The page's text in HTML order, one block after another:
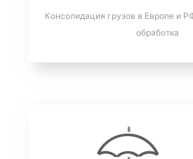
Консолидация грузов в Европе и
обработка